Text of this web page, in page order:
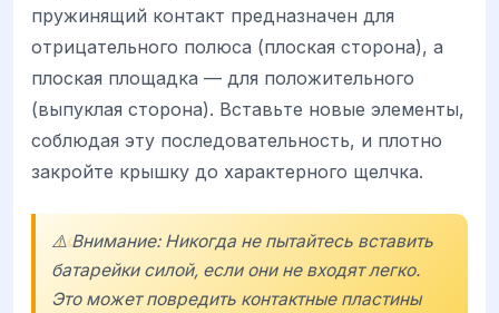
пружинящий контакт предназначен для
отрицательного полюса (плоская сторона), а
плоская площадка — для положительного
(выпуклая сторона). Вставьте новые элементы,
соблюдая эту последовательность, и плотно
закройте крышку до характерного щелчка.
⚠️ Внимание: Никогда не пытайтесь вставить
батарейки силой, если они не входят легко.
Это может повредить контактные пластины